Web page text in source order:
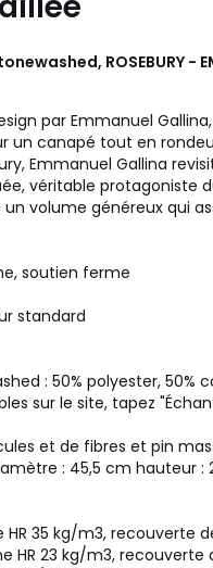
ROSEBURY -
par Emmanuel
un canapé tout en
Emmanuel Gallina
véritable protagoniste
volume généreux qui
soutien ferme
standard
: 50% polyester, 50%
sur le site, tapez
et de fibres et pin
: 45,5 cm hauteur :
HR 35 kg/m3, recouverte
HR 23 kg/m3,